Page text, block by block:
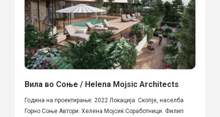
Вила во Соње / Helena Mojsic Architects
Година на проектирање: 2022 Локација: Скопје, населба
Горно Соње Автори: Хелена Мојсиќ Соработници: Филип